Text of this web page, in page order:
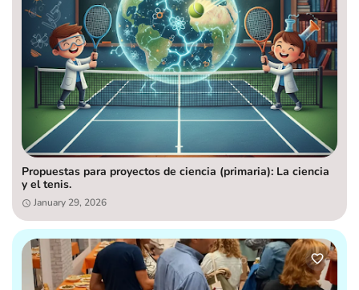
Propuestas para proyectos de ciencia (primaria): La ciencia
y el tenis.
January 29, 2026